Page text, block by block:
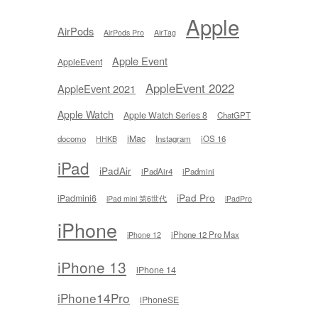
AirPods AirPods Pro AirTag Apple
AppleEvent
Apple Event
AppleEvent 2021
AppleEvent 2022
Apple Watch Apple Watch Series 8 ChatGPT
docomo HHKB iMac Instagram iOS 16
iPad iPadAir iPadAir4 iPadmini
iPadmini6 iPad mini 第6世代 iPad Pro iPadPro
iPhone iPhone 12 iPhone 12 Pro Max
iPhone 13 iPhone 14
iPhone14Pro iPhoneSE